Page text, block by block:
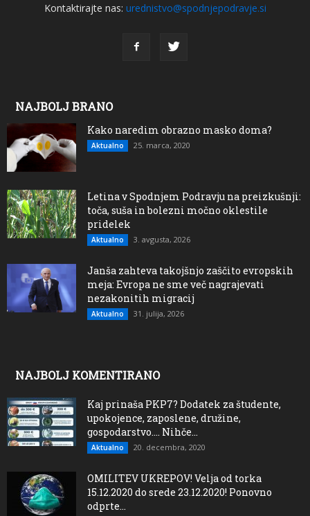
Kontaktirajte nas: urednistvo@spodnjepodravje.si
NAJBOLJ BRANO
Kako naredim obrazno masko doma?
Aktualno 25. marca, 2020
Letina v Spodnjem Podravju na preizkušnji:
toča, suša in bolezni močno oklestile
pridelek
Aktualno 3. avgusta, 2026
Janša zahteva takojšnjo zaščito evropskih
meja: Evropa ne sme več nagrajevati
nezakonitih migracij
Aktualno 31. julija, 2026
NAJBOLJ KOMENTIRANO
Kaj prinaša PKP7? Dodatek za študente,
upokojence, zaposlene, družine,
gospodarstvo…. Nihče...
Aktualno 20. decembra, 2020
OMILITEV UKREPOV! Velja od torka
15.12.2020 do srede 23.12.2020! Ponovno
odprte...